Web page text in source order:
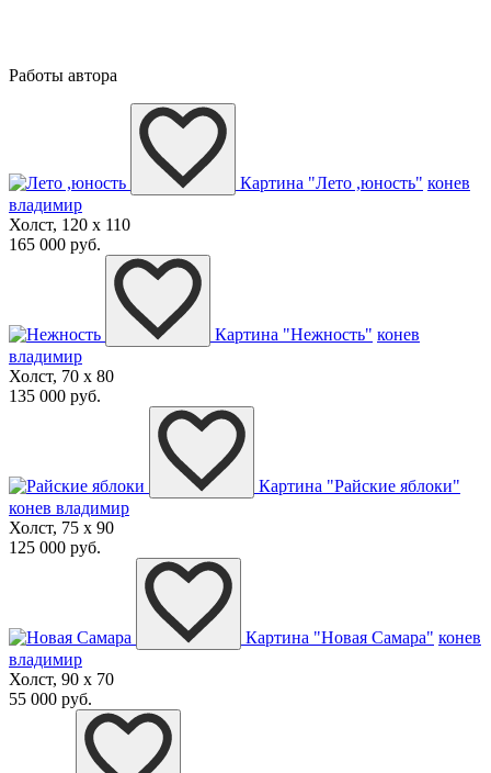
Работы автора
Картина "Лето ,юность" конев
владимир
Холст, 120 x 110
165 000 руб.
Картина "Нежность" конев
владимир
Холст, 70 x 80
135 000 руб.
Картина "Райские яблоки"
конев владимир
Холст, 75 x 90
125 000 руб.
Картина "Новая Самара" конев
владимир
Холст, 90 x 70
55 000 руб.